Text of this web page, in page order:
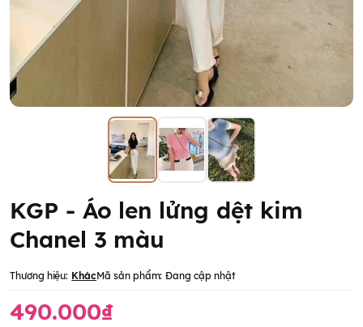
KGP - Áo len lửng dệt kim
Chanel 3 màu
Thương hiệu: KhácMã sản phẩm: Đang cập nhật
490.000₫